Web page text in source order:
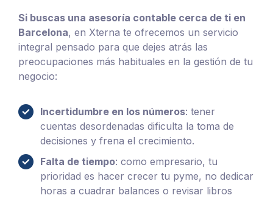
Si buscas una asesoría contable cerca de ti en
Barcelona, en Xterna te ofrecemos un servicio
integral pensado para que dejes atrás las
preocupaciones más habituales en la gestión de tu
negocio:
Incertidumbre en los números: tener
cuentas desordenadas dificulta la toma de
decisiones y frena el crecimiento.
Falta de tiempo: como empresario, tu
prioridad es hacer crecer tu pyme, no dedicar
horas a cuadrar balances o revisar libros